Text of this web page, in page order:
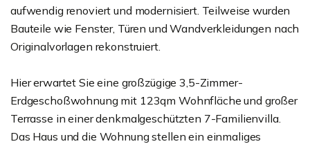
aufwendig renoviert und modernisiert. Teilweise wurden
Bauteile wie Fenster, Türen und Wandverkleidungen nach
Originalvorlagen rekonstruiert.
Hier erwartet Sie eine großzügige 3,5-Zimmer-
Erdgeschoßwohnung mit 123qm Wohnfläche und großer
Terrasse in einer denkmalgeschützten 7-Familienvilla.
Das Haus und die Wohnung stellen ein einmaliges